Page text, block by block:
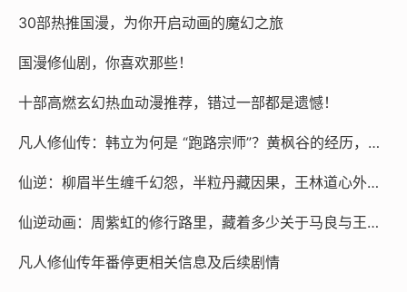
停。
结界里钻出来，想要跟孩子们一起踢球，结果自己的戾气
救了一个被海妖掳走的小姑娘，结果被村里人误会为“偷小
孩的恶魔”，石块、污言秽语劈头盖脸地打在他身上。最可
选择了“恶作剧”，掀了人家的房顶，泼了人家的洗澡水，
的是反感，也好过完全被忽视。
在“反抗”和“和解”之间，隐藏着哪咤角色的弧光。他不
30部热推国漫，为你开启动画的魔幻之旅
国漫修仙剧，你喜欢那些！
十部高燃玄幻热血动漫推荐，错过一部都是遗憾！
凡人修仙传：韩立为何是 “跑路宗师”？黄枫谷的经历，藏着他极致清醒的求道逻辑
仙逆：柳眉半生缠千幻怨，半粒丹藏因果，王林道心外的风终吹尽尘缘
仙逆动画：周紫虹的修行路里，藏着多少关于马良与王林的回忆？（红蝶自诉）
凡人修仙传年番停更相关信息及后续剧情